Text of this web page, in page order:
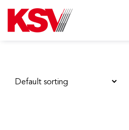
content